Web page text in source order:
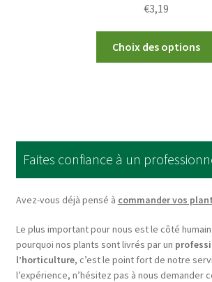
€3,19
Choix des options
Faites confiance à un
Avez-vous déjà pensé à commander vos
Le plus important pour nous est le côté
pourquoi nos plants sont livrés par un
l’horticulture, c’est le point fort de notre
l’expérience, n’hésitez pas à nous demander